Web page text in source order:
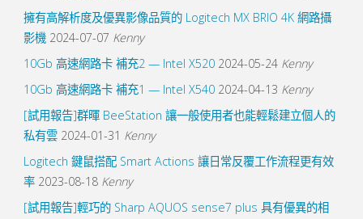
擁有高解析度及優異影像品質的 Logitech MX BRIO 4K 網路攝
影機 2024-07-07 Kenny
10Gb 高速網路卡 補充2 — Intel X520 2024-05-24 Kenny
10Gb 高速網路卡 補充1 — Intel X540 2024-04-13 Kenny
[試用報告]群暉 BeeStation 讓一般使用者也能輕鬆建立個人的
私有雲 2024-01-31 Kenny
Logitech 鍵鼠搭配 Smart Actions 讓日常反覆工作流程更有效
率 2023-08-18 Kenny
[試用報告]輕巧的 Sharp AQUOS sense7 plus 具有優異的相